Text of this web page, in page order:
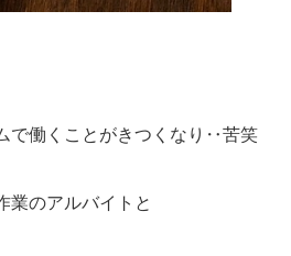
で働くことがきつくなり‥苦笑
業のアルバイトと